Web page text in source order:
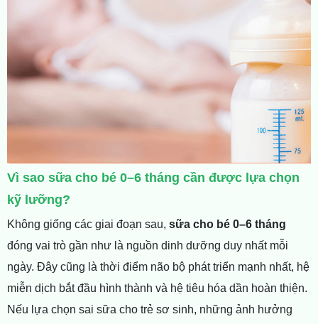
Vì sao sữa cho bé 0–6 tháng cần được lựa chọn
kỹ lưỡng?
Không giống các giai đoạn sau, sữa cho bé 0–6 tháng
đóng vai trò gần như là nguồn dinh dưỡng duy nhất mỗi
ngày. Đây cũng là thời điểm não bộ phát triển mạnh nhất, hệ
miễn dịch bắt đầu hình thành và hệ tiêu hóa dần hoàn thiện.
Nếu lựa chọn sai sữa cho trẻ sơ sinh, những ảnh hưởng